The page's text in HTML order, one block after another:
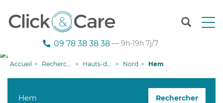
T
n
09 78 38 38 38 — 9h-19h 7j/7
Accueil Recherche aide à domicile Hauts-de-France Nord Hem
Rechercher